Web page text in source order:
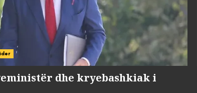
dhe kryebashkiak i